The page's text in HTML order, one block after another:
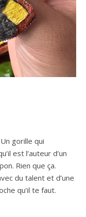
gorille qui
est l’auteur d’un
Rien que ça.
du talent et d’une
qu’il te faut.